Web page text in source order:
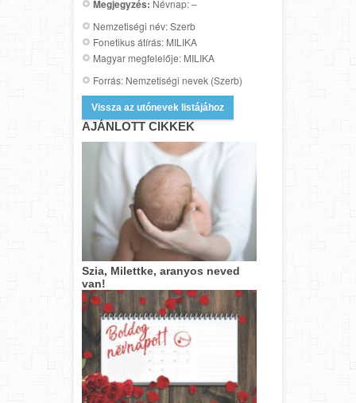
Megjegyzés: Névnap: –
Nemzetiségi név: Szerb
Fonetikus átírás: MILIKA
Magyar megfelelője: MILIKA
Forrás: Nemzetiségi nevek (Szerb)
Vissza az utónevek listájához
AJÁNLOTT CIKKEK
Szia, Milettke, aranyos neved
van!